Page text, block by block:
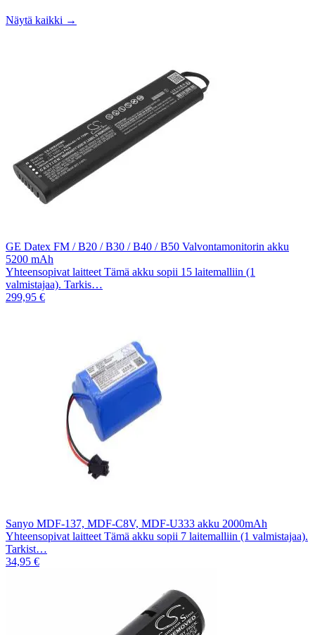
Näytä kaikki →
GE Datex FM / B20 / B30 / B40 / B50 Valvontamonitorin akku
5200 mAh
Yhteensopivat laitteet Tämä akku sopii 15 laitemalliin (1
valmistajaa). Tarkis…
299,95 €
Sanyo MDF-137, MDF-C8V, MDF-U333 akku 2000mAh
Yhteensopivat laitteet Tämä akku sopii 7 laitemalliin (1 valmistajaa).
Tarkist…
34,95 €